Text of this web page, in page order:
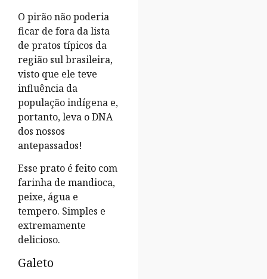
O pirão não poderia
ficar de fora da lista
de pratos típicos da
região sul brasileira,
visto que ele teve
influência da
população indígena e,
portanto, leva o DNA
dos nossos
antepassados!
Esse prato é feito com
farinha de mandioca,
peixe, água e
tempero. Simples e
extremamente
delicioso.
Galeto